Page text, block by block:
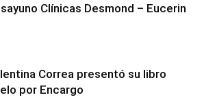
Clínicas Desmond – Eucerin
Correa presentó su libro
por Encargo